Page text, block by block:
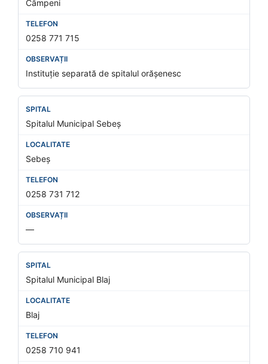
Câmpeni
0258 771 715
Instituție separată de spitalul orășenesc
Spitalul Municipal Sebeș
Sebeș
0258 731 712
—
Spitalul Municipal Blaj
Blaj
0258 710 941